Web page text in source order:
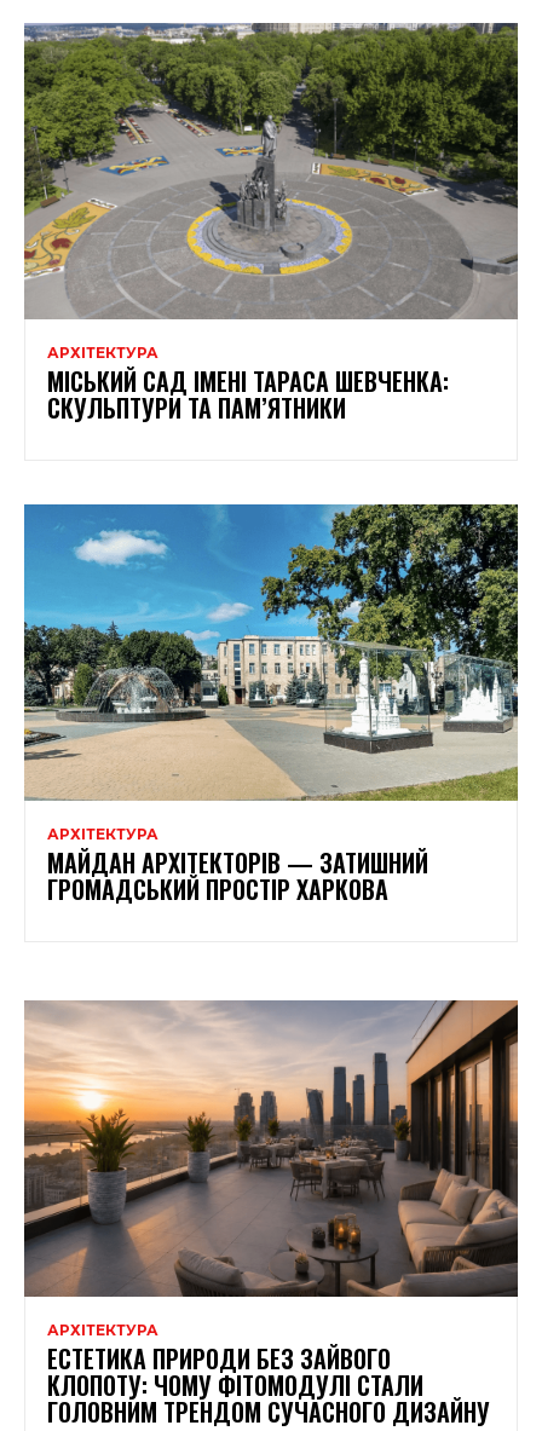
АРХІТЕКТУРА
МІСЬКИЙ САД ІМЕНІ ТАРАСА ШЕВЧЕНКА:
СКУЛЬПТУРИ ТА ПАМ’ЯТНИКИ
АРХІТЕКТУРА
МАЙДАН АРХІТЕКТОРІВ — ЗАТИШНИЙ
ГРОМАДСЬКИЙ ПРОСТІР ХАРКОВА
АРХІТЕКТУРА
ЕСТЕТИКА ПРИРОДИ БЕЗ ЗАЙВОГО
КЛОПОТУ: ЧОМУ ФІТОМОДУЛІ СТАЛИ
ГОЛОВНИМ ТРЕНДОМ СУЧАСНОГО ДИЗАЙНУ